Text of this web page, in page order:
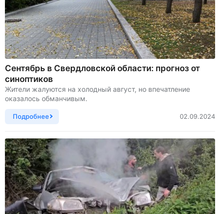
Сентябрь в Свердловской области: прогноз от
синоптиков
Жители жалуются на холодный август, но впечатление
оказалось обманчивым.
Подробнее 02.09.2024